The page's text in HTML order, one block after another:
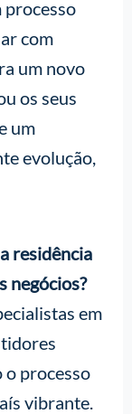
processo
com
um novo
os seus
um
evolução,
residência
negócios?
em
o processo
vibrante.